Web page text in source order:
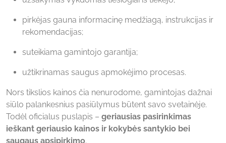
pirkėjas gauna informacinę medžiagą, instrukcijas ir
rekomendacijas;
suteikiama gamintojo garantija;
užtikrinamas saugus apmokėjimo procesas.
Nors tikslios kainos čia nenurodome, gamintojas dažnai
siūlo palankesnius pasiūlymus būtent savo svetainėje.
Todėl oficialus puslapis – geriausias pasirinkimas
ieškant geriausio kainos ir kokybės santykio bei
saugaus apsipirkimo.